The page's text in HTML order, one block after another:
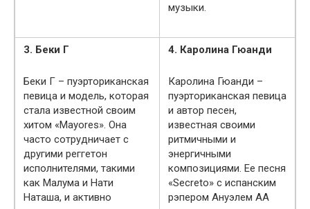
музыки.
3. Беки Г
Беки Г – пуэрториканская
певица и модель, которая
стала известной своим
хитом «Mayores». Она
часто сотрудничает с
другими реггетон
исполнителями, такими
как Малума и Нати
Наташа, и активно
4. Каролина Гюанди
Каролина Гюанди –
пуэрториканская певица
и автор песен,
известная своими
ритмичными и
энергичными
композициями. Ее песня
«Secreto» с испанским
рэпером Ануэлем АА